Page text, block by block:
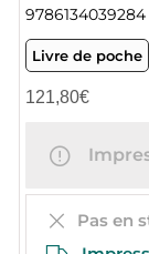
9786134039284
Livre de poche
121,80€
Pas en